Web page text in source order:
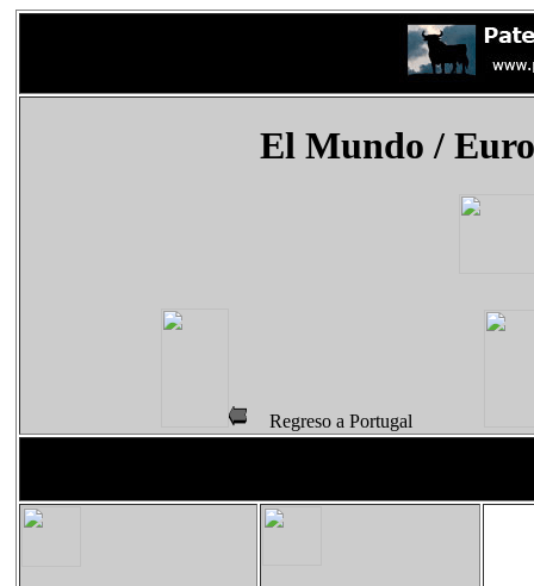
El Mundo/
Regreso a Portugal